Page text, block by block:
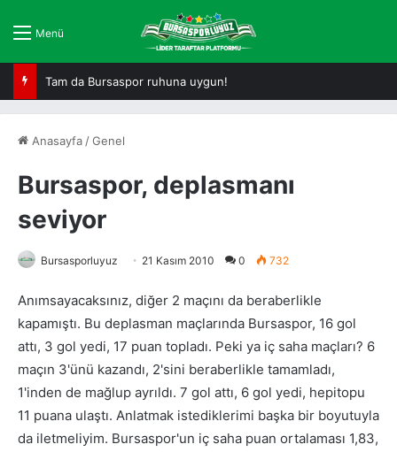
Menü
Amine Boutrah “Benim gibi oyuncular…”
Anasayfa /Genel
Bursaspor, deplasmanı
seviyor
Bursasporluyuz 21 Kasım 2010 0 732
Anımsayacaksınız, diğer 2 maçını da beraberlikle
kapamıştı. Bu deplasman maçlarında Bursaspor, 16 gol
attı, 3 gol yedi, 17 puan topladı. Peki ya iç saha maçları? 6
maçın 3'ünü kazandı, 2'sini beraberlikle tamamladı,
1'inden de mağlup ayrıldı. 7 gol attı, 6 gol yedi, hepitopu
11 puana ulaştı. Anlatmak istediklerimi başka bir boyutuyla
da iletmeliyim. Bursaspor'un iç saha puan ortalaması 1,83,